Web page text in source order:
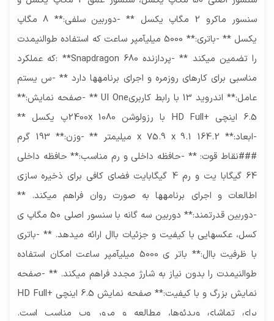
رزولوشن ۱۰۸۰ × ۱۹۲۰ و سرعت ۳۰/۶۰ فریم بر ثانیه
(۱۰۸۰p@۳۰/۶۰FPS)
سنسور ماکرو 2 مگاپ یکسل ** -دوربین سلفی:** 8 مگاپ
یکسل ** -باتری:** 5000 میلیآمپر ساعت که استفاده طوالنیمدت
را تضمین میکند ** -پردازنده 680 Snapdragon** :که عملکرد
مناسبی برای کارهای روزمره و اجرای برنامهها دارد ** -س یستم
عامل:** اندروید 13 با رابط کاربریUI One ** -صفحه نمایش:**
6.5 اینچی +HD Full با رزولوشن 1080 2400xپ یکسل **
-ابعاد:** 164.2 9.1 x 75.9 x میلیمتر ** -وزن:** 193 گرم
###نقاط قوت: ** -حافظه داخلی و رم مناسب:** حافظه داخلی
64 گیگابا یت و رم 4 گیگابایت فضای کافی برای ذخیره سازی
اطالعات و اجرای برنامهها به صورت روان فراهم میکند. **
-دوربین قدرتمند:** دوربین سه گانه با سنسور اصلی 50 مگاپ ی
کسل، عکسهایی با کیفیت و جزئیات باال ارائه میدهد. ** -باتری
با ظرفیت باال:** باتر ی 5000 میلیآمپر ساعت امکان استفاده
طوالنیمدت را بدون نیاز به شارژ مجدد فراهم میکند. ** -صفحه
نمایش بزرگ و با کیفیت:** صفحه نمایش 6.5 اینچی +HD Full
برای تماشای ویدئوها، مطالعه و مرور وب مناسب است.